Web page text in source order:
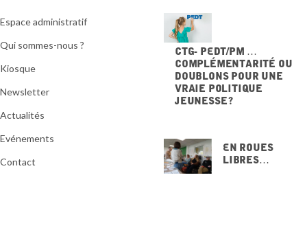
Espace administratif
Qui sommes-nous ?
Kiosque
Newsletter
Actualités
Evénements
Contact
CTG- PEdT/PM …
Complémentarité ou
doublons pour une
vraie politique
jeunesse ?
En Roues
Libres…